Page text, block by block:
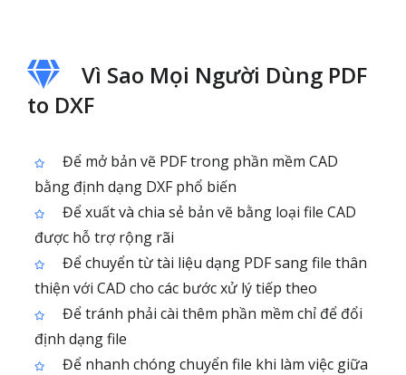
Vì Sao Mọi Người Dùng PDF
to DXF
Để mở bản vẽ PDF trong phần mềm CAD
bằng định dạng DXF phổ biến
Để xuất và chia sẻ bản vẽ bằng loại file CAD
được hỗ trợ rộng rãi
Để chuyển từ tài liệu dạng PDF sang file thân
thiện với CAD cho các bước xử lý tiếp theo
Để tránh phải cài thêm phần mềm chỉ để đổi
định dạng file
Để nhanh chóng chuyển file khi làm việc giữa